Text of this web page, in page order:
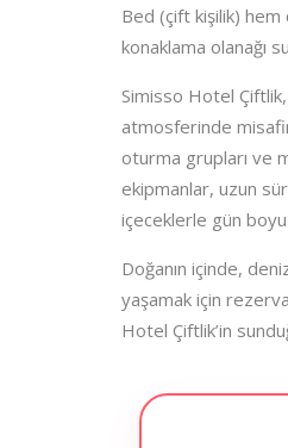
Bed (çift kişilik)
konaklama olanağı
Simisso Hotel
atmosferinde
oturma grupları ve
ekipmanlar, uzun
içeceklerle gün
Doğanın içinde,
yaşamak için
Hotel Çiftlik’in